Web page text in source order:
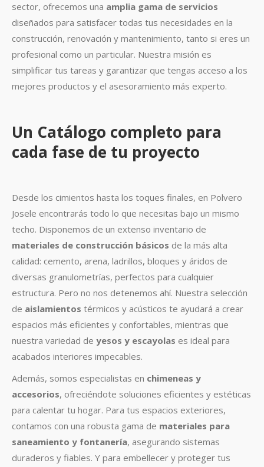
sector, ofrecemos una amplia gama de servicios
diseñados para satisfacer todas tus necesidades en la
construcción, renovación y mantenimiento, tanto si eres un
profesional como un particular. Nuestra misión es
simplificar tus tareas y garantizar que tengas acceso a los
mejores productos y el asesoramiento más experto.
Un Catálogo completo para
cada fase de tu proyecto
Desde los cimientos hasta los toques finales, en Polvero
Josele encontrarás todo lo que necesitas bajo un mismo
techo. Disponemos de un extenso inventario de
materiales de construcción básicos de la más alta
calidad: cemento, arena, ladrillos, bloques y áridos de
diversas granulometrías, perfectos para cualquier
estructura. Pero no nos detenemos ahí. Nuestra selección
de aislamientos térmicos y acústicos te ayudará a crear
espacios más eficientes y confortables, mientras que
nuestra variedad de yesos y escayolas es ideal para
acabados interiores impecables.
Además, somos especialistas en chimeneas y
accesorios, ofreciéndote soluciones eficientes y estéticas
para calentar tu hogar. Para tus espacios exteriores,
contamos con una robusta gama de materiales para
saneamiento y fontanería, asegurando sistemas
duraderos y fiables. Y para embellecer y proteger tus